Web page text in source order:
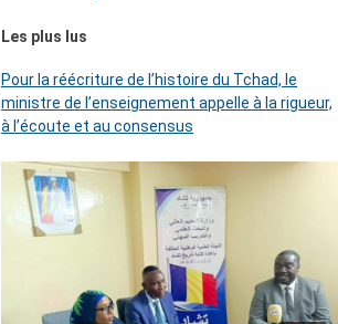
Les plus lus
Pour la réécriture de l’histoire du Tchad, le
ministre de l’enseignement appelle à la rigueur,
à l’écoute et au consensus